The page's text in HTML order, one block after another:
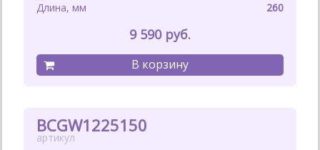
260
9 590
BCGW1225150